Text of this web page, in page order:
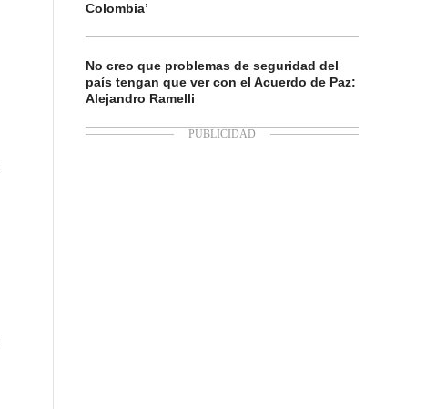
Colombia’
No creo que problemas de seguridad del
país tengan que ver con el Acuerdo de Paz:
Alejandro Ramelli